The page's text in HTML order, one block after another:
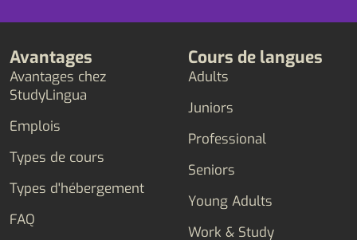
Avantages
Avantages chez
StudyLingua
Emplois
Types de cours
Types d'hébergement
FAQ
Cours de langues
Adults
Juniors
Professional
Seniors
Young Adults
Work & Study